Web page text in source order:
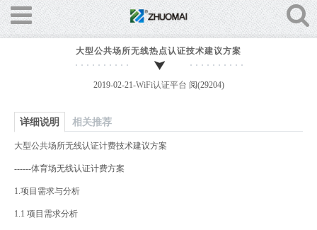
大型公共场所无线热点认证技术建议方案
2019-02-21-WiFi认证平台 阅(29204)
详细说明 相关推荐
大型公共场所无线认证计费技术建议方案
------体育场无线认证计费方案
1.项目需求与分析
1.1 项目需求分析